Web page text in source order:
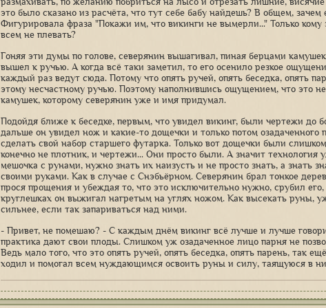
это было сказано из расчёта, что тут себе бабу найдешь? В общем,
Фигурировала фраза "Покажи им, что викинги не вымерли..." Только кому
всем не плевать?
Гоняя эти думы по голове, северянин вышагивал, пиная берцами
вышел к ручью. А когда всё таки заметил, то его осенило резкое
каждый раз ведут сюда. Потому что опять ручей, опять беседка, опять
этому несчастному ручью. Поэтому наполнившись ощущением, что это
камушек, которому северянин уже и имя придумал.
Подойдя ближе к беседке, первым, что увидел викинг, были чертежи до
дальше он увидел нож и какие-то дощечки и только потом
сделать свой набор старшего футарка. Только вот дощечки были
конечно не плотник, и чертежи... Они просто были. А значит технология
мешочка с рунами, нужно знать их наизусть и не просто знать, а знать
своими руками. Как в случае с Снэбьёрном. Северянин брал тонкое
прося прощения и убеждая то, что это исключительно нужно, срубил
круглешках он выжигал нагретым на углях ножом. Как высекать руны,
сильнее, если так запариваться над ними.
- Привет, не помешаю? - С каждым днём викинг всё лучше и лучше
практика дают свои плоды. Слишком уж озадаченное лицо парня не
Ведь мало того, что это опять ручей, опять беседка, опять парень, так
ходил и помогал всем нуждающимся освоить руны и силу, таящуюся в